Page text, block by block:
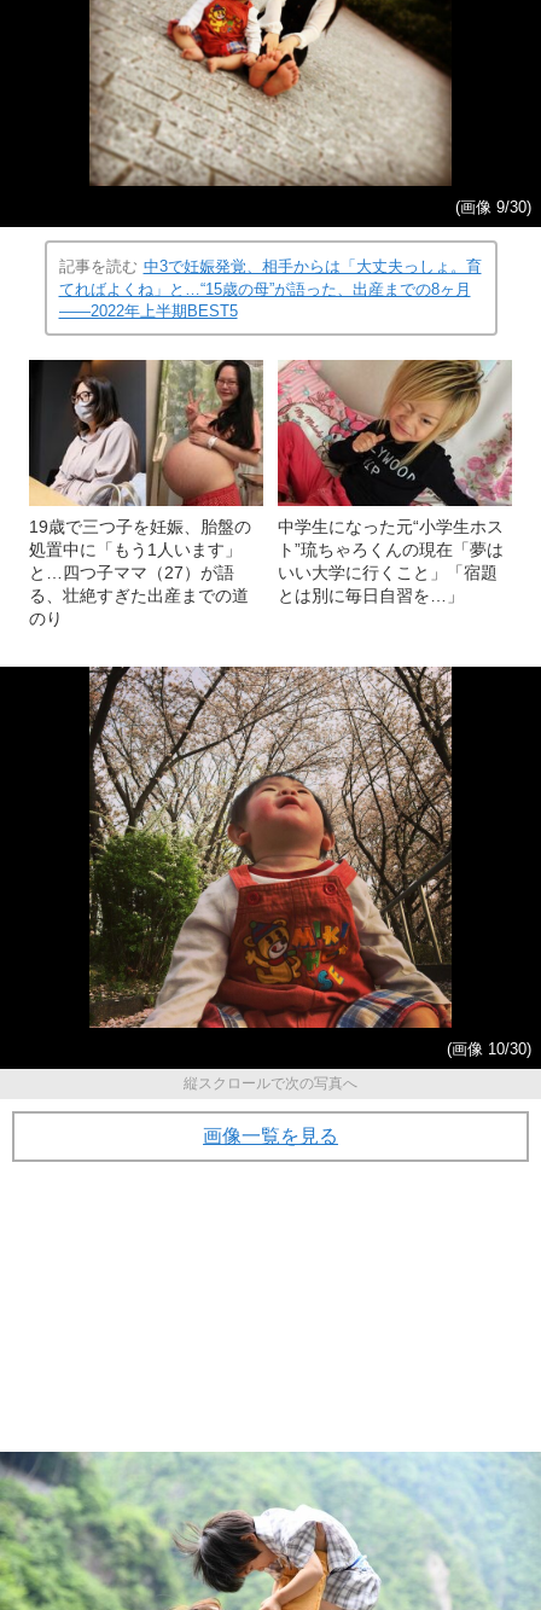
(画像 9/30)
記事を読む 中3で妊娠発覚、相手からは「大丈夫っしょ。育
てればよくね」と…“15歳の母”が語った、出産までの8ヶ月
――2022年上半期BEST5
19歳で三つ子を妊娠、胎盤の
処置中に「もう1人います」
と…四つ子ママ（27）が語
る、壮絶すぎた出産までの道
のり
中学生になった元“小学生ホス
ト”琉ちゃろくんの現在「夢は
いい大学に行くこと」「宿題
とは別に毎日自習を…」
(画像 10/30)
縦スクロールで次の写真へ
画像一覧を見る